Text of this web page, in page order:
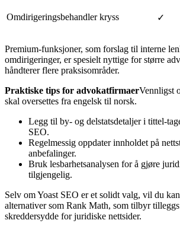
Omdirigeringsbehandler kryss ✓
Premium-funksjoner, som forslag til interne
omdirigeringer, er spesielt nyttige for større
håndterer flere praksisområder.
Praktiske tips for advokatfirmaerVennligst
skal oversettes fra engelsk til norsk.
Legg til by- og delstatsdetaljer i tittel-
SEO.
Regelmessig oppdater innholdet på
anbefalinger.
Bruk lesbarhetsanalysen for å gjøre
tilgjengelig.
Selv om Yoast SEO er et solidt valg, vil du
alternativer som Rank Math, som tilbyr
skreddersydde for juridiske nettsider.